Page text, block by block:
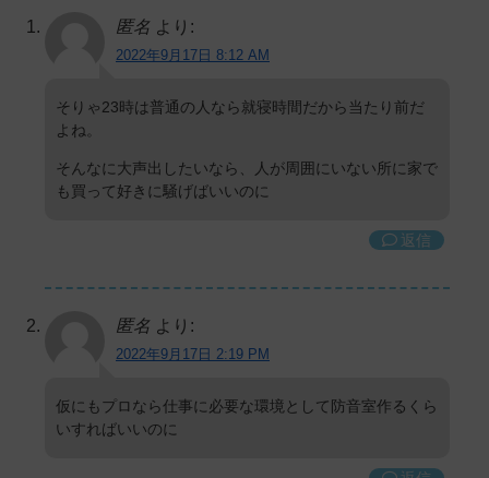
匿名 より:
2022年9月17日 8:12 AM
そりゃ23時は普通の人なら就寝時間だから当たり前だ
よね。
そんなに大声出したいなら、人が周囲にいない所に家で
も買って好きに騒げばいいのに
返信
匿名 より:
2022年9月17日 2:19 PM
仮にもプロなら仕事に必要な環境として防音室作るくら
いすればいいのに